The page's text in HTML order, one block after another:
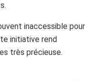
inaccessible pour
initiative rend
très précieuse.